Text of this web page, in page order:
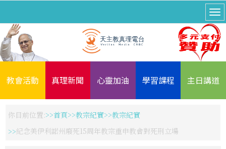
教會活動 真理新聞 心靈加油 學習課程 主日講道
你目前位置: 首頁 教宗紀實
教宗紀實
紀念美伊利諾州廢死15周年教宗重申教會對死刑立場